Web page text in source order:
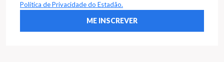
Política de Privacidade do Estadão.